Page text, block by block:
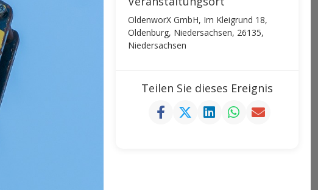
OldenworX GmbH, Im Kleigrund 18,
Oldenburg, Niedersachsen, 26135,
Niedersachsen
Teilen Sie dieses Ereignis